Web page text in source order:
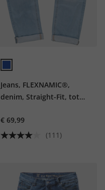
Jeans, FLEXNAMIC®,
denim, Straight-Fit, tot
€ 69,99
(111)